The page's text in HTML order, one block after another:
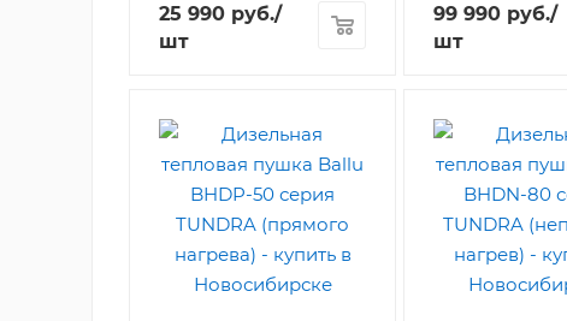
25 990 руб./
шт
99 990 руб./
шт